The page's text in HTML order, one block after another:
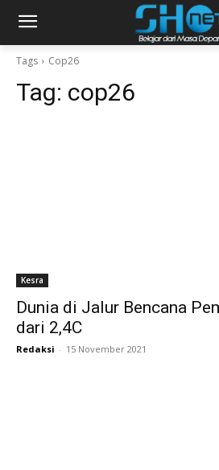
Tags Cop26
Tag: cop26
Kesra
Dunia di Jalur Bencana
dari 2,4C
Redaksi - 15 November 2021